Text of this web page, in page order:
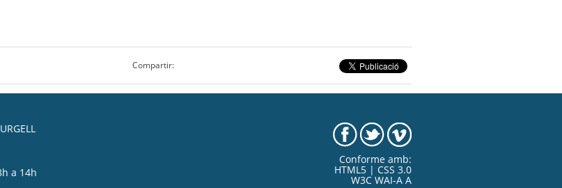
Compartir:
a 14h
Conforme amb:
HTML5 | CSS 3.0
W3C WAI-A A